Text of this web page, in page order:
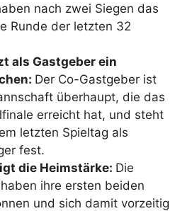
nach zwei Siegen das
Runde der letzten 32
als Gastgeber ein
Der Co-Gastgeber ist
überhaupt, die das
erreicht hat, und steht
letzten Spieltag als
fest.
die Heimstärke: Die
ihre ersten beiden
und sich damit vorzeitig